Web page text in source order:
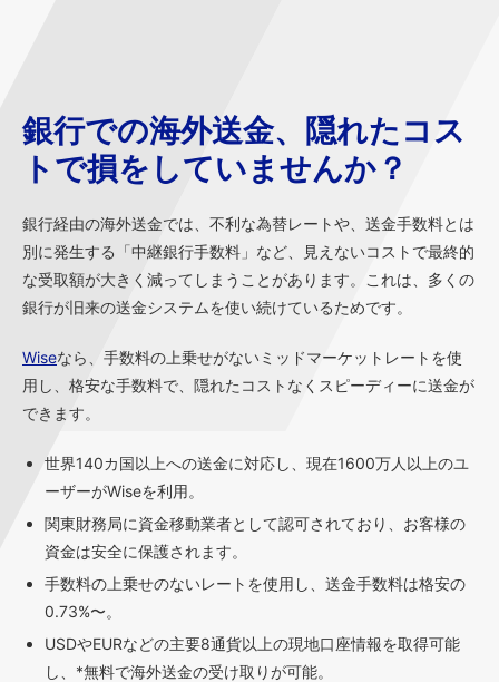
銀行での海外送金、隠れたコス
トで損をしていませんか？
銀行経由の海外送金では、不利な為替レートや、送金手数料とは
別に発生する「中継銀行手数料」など、見えないコストで最終的
な受取額が大きく減ってしまうことがあります。これは、多くの
銀行が旧来の送金システムを使い続けているためです。
Wiseなら、手数料の上乗せがないミッドマーケットレートを使
用し、格安な手数料で、隠れたコストなくスピーディーに送金が
できます。
世界140カ国以上への送金に対応し、現在1600万人以上のユ
ーザーがWiseを利用。
関東財務局に資金移動業者として認可されており、お客様の
資金は安全に保護されます。
手数料の上乗せのないレートを使用し、送金手数料は格安の
0.73%〜。
USDやEURなどの主要8通貨以上の現地口座情報を取得可能
し、*無料で海外送金の受け取りが可能。